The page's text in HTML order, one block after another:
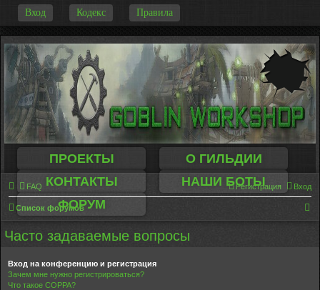
Вход Кодекс Правила
ПРОЕКТЫ
О ГИЛЬДИИ
КОНТАКТЫ
НАШИ БОТЫ
ФОРУМ
FAQ Вход
Регистрация
Список форумов
Часто задаваемые вопросы
Вход на конференцию и регистрация
Зачем мне нужно регистрироваться?
Что такое COPPA?